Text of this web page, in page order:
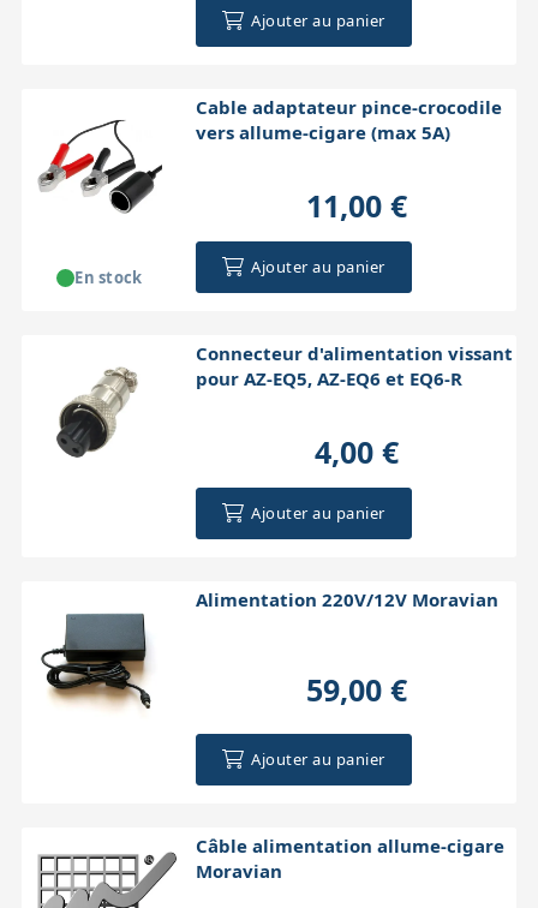
Ajouter au panier
Cable adaptateur pince-crocodile
vers allume-cigare (max 5A)
11,00 €
Ajouter au panier
En stock
Connecteur d'alimentation vissant
pour AZ-EQ5, AZ-EQ6 et EQ6-R
4,00 €
Ajouter au panier
Alimentation 220V/12V Moravian
59,00 €
Ajouter au panier
Câble alimentation allume-cigare
Moravian